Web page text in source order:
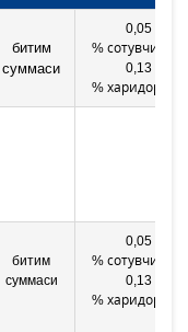
битим
суммаси
0,05
% сотувчидан,
0,13
% харидордан
битим
суммаси
0,05
% сотувчидан,
0,13
% харидордан